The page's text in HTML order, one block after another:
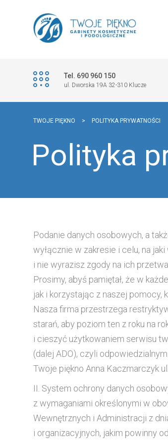
Tel. 690 960 150
ul. Dworska 19A 32-310 Klucze
TWOJE PIĘKNO > POLITYKA PRYWATNOŚCI
Polityka
Podanie danych osobowych, a
wyłącznie w zakresie i celu, na
i nie wyrazisz zgody na ich
Prosimy, abyś pamiętał, że w
jak i korzystając z naszej pomocy,
Nasza firma przestrzega
starań, aby poziom ten z roku na
i cieszyć użytkowaniem serwisu
(dalej ADO), czyli
Twoje piękno Anna Kaczmarczyk
II. System ochrony danych
z wymaganiami określonymi w
Wewnętrznych i Administracji z
i organizacyjnych, jakim powinny